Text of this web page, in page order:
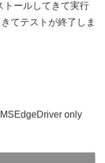
トールしてきて実行
てテストが終了しま
only